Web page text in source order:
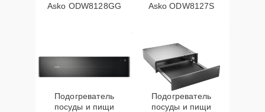
Asko ODW8128GG
Asko ODW8127S
Подогреватель
посуды и пищи
Подогреватель
посуды и пищи